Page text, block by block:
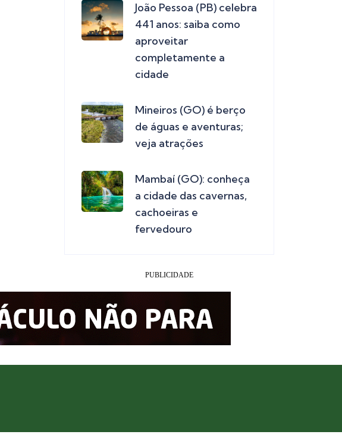
João Pessoa (PB) celebra
441 anos: saiba como
aproveitar
completamente a
cidade
Mineiros (GO) é berço
de águas e aventuras;
veja atrações
Mambaí (GO): conheça
a cidade das cavernas,
cachoeiras e
fervedouro